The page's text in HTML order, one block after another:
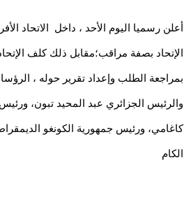
أعلن رسميا اليوم الأحد ، داخل الاتحاد
بمراجعة الطلب وإعداد تقرير حوله ،
والرئيس الجزائري عبد المحيد تبون،
كاغامي، ورئيس جمهورية الكونغو
الكام